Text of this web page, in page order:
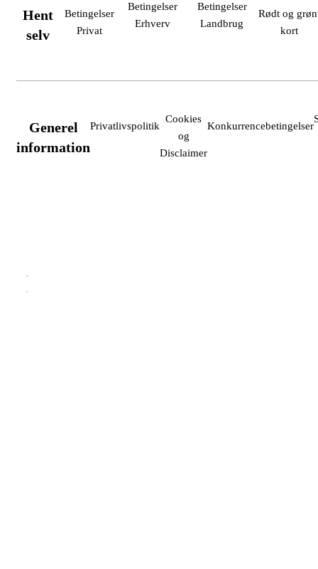
Hent
selv
Betingelser
Privat
Betingelser
Erhverv
Betingelser
Landbrug
Rødt og
kort
Generel
information
Privatlivspolitik
Cookies
og
Disclaimer
Konkurrencebetingelser